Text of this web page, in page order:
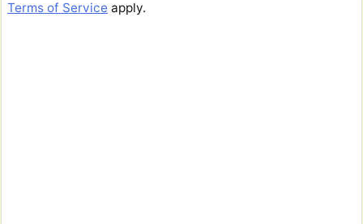
Terms of Service apply.